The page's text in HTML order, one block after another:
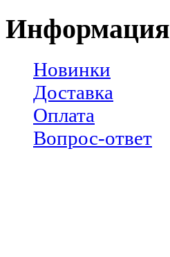
Информация
Новинки
Доставка
Оплата
Вопрос-ответ